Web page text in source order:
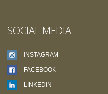
SOCIAL MEDIA
INSTAGRAM
FACEBOOK
LINKEDIN